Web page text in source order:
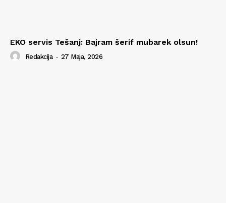
EKO servis Tešanj: Bajram šerif mubarek olsun!
Redakcija - 27 Maja, 2026